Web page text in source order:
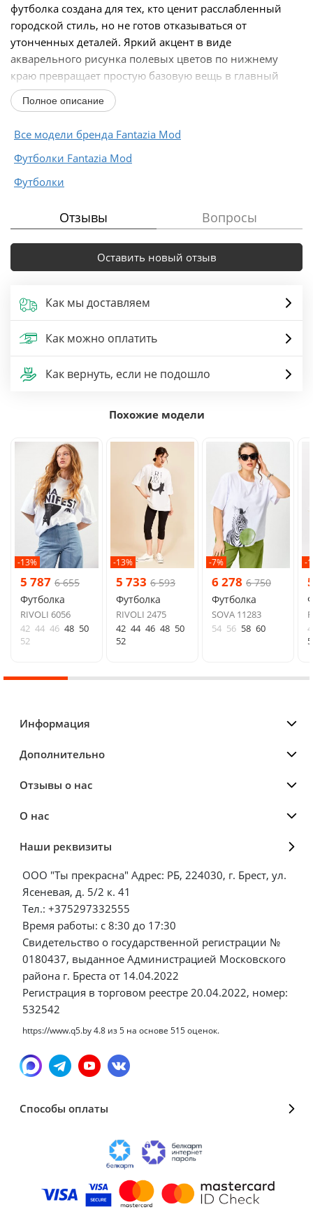
футболка создана для тех, кто ценит расслабленный
городской стиль, но не готов отказываться от
утонченных деталей. Яркий акцент в виде
акварельного рисунка полевых цветов по нижнему
краю превращает простую базовую вещь в главный
элемент...
Полное описание
Все модели бренда Fantazia Mod
Футболки Fantazia Mod
Футболки
Отзывы Вопросы
Оставить новый отзыв
Как мы доставляем
Как можно оплатить
Как вернуть, если не подошло
Похожие модели
-13%
5 787 6 655
Футболка
RIVOLI 6056
42 44 46 48 50
52
-13%
5 733 6 593
Футболка
RIVOLI 2475
42 44 46 48 50
52
-7%
6 278 6 750
Футболка
SOVA 11283
54 56 58 60
-
Информация
Дополнительно
Отзывы о нас
О нас
Наши реквизиты
ООО "Ты прекрасна" Адрес: РБ, 224030, г. Брест, ул.
Ясеневая, д. 5/2 к. 41
Тел.: +375297332555
Время работы: с 8:30 до 17:30
Свидетельство о государственной регистрации №
0180437, выданное Администрацией Московского
района г. Бреста от 14.04.2022
Регистрация в торговом реестре 20.04.2022, номер:
532542
https://www.q5.by4.8 из5 на основе 515оценок.
Способы оплаты